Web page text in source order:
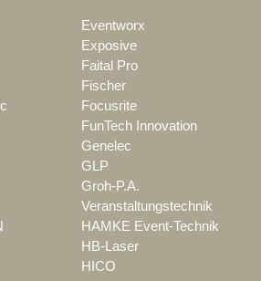
Eventworx
Exposive
Faital Pro
Fischer
Focusrite
FunTech Innovation
Genelec
GLP
Groh-P.A.
Veranstaltungstechnik
HAMKE Event-Technik
HB-Laser
HICO